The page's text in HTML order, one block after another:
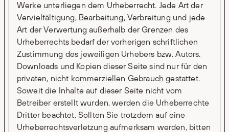
Werke unterliegen dem Urheberrecht. Jede Art der
Vervielfältigung, Bearbeitung, Verbreitung und jede
Art der Verwertung außerhalb der Grenzen des
Urheberrechts bedarf der vorherigen schriftlichen
Zustimmung des jeweiligen Urhebers bzw. Autors.
Downloads und Kopien dieser Seite sind nur für den
privaten, nicht kommerziellen Gebrauch gestattet.
Soweit die Inhalte auf dieser Seite nicht vom
Betreiber erstellt wurden, werden die Urheberrechte
Dritter beachtet. Sollten Sie trotzdem auf eine
Urheberrechtsverletzung aufmerksam werden, bitten